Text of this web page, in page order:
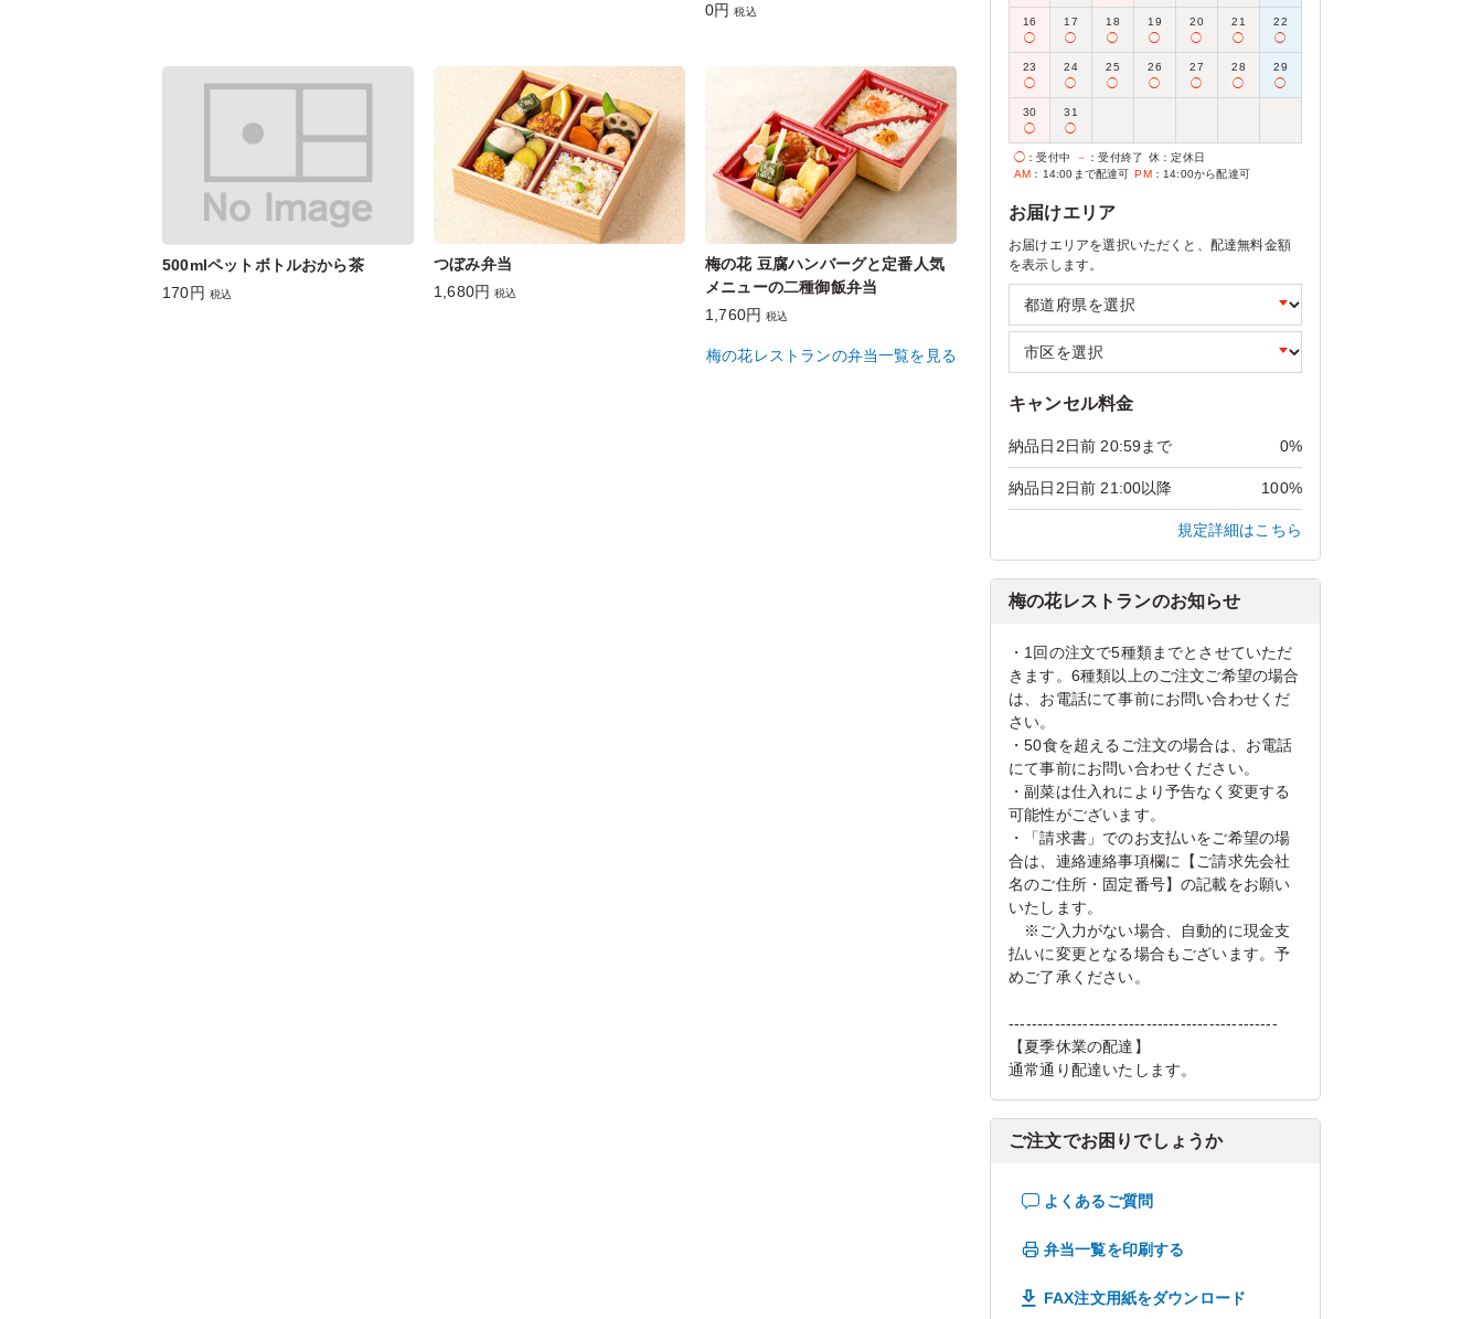
0円 税込
500mlペットボトルおから茶
170円 税込
つぼみ弁当
1,680円 税込
梅の花 豆腐ハンバーグと定番人気
メニューの二種御飯弁当
1,760円 税込
梅の花レストランの弁当一覧を見る
16
◯
17
◯
18
◯
19
◯
20
◯
21
◯
22
◯
23
◯
24
◯
25
◯
26
◯
27
◯
28
◯
29
◯
30
◯
31
◯
◯ ：受付中 － ：受付終了 休 ：定休日
AM ：14:00まで配達可 PM：14:00から配達可
お届けエリア
お届けエリアを選択いただくと、配達無料金額
を表示します。
キャンセル料金
納品日2日前 20:59まで 0%
納品日2日前 21:00以降 100%
規定詳細はこちら
梅の花レストランのお知らせ
・1回の注文で5種類までとさせていただ
きます。6種類以上のご注文ご希望の場合
は、お電話にて事前にお問い合わせくだ
さい。
・50食を超えるご注文の場合は、お電話
にて事前にお問い合わせください。
・副菜は仕入れにより予告なく変更する
可能性がございます。
・「請求書」でのお支払いをご希望の場
合は、連絡連絡事項欄に【ご請求先会社
名のご住所・固定番号】の記載をお願い
いたします。
※ご入力がない場合、自動的に現金支
払いに変更となる場合もございます。予
めご了承ください。
-----------------------------------------------
【夏季休業の配達】
通常通り配達いたします。
ご注文でお困りでしょうか
よくあるご質問
弁当一覧を印刷する
FAX注文用紙をダウンロード